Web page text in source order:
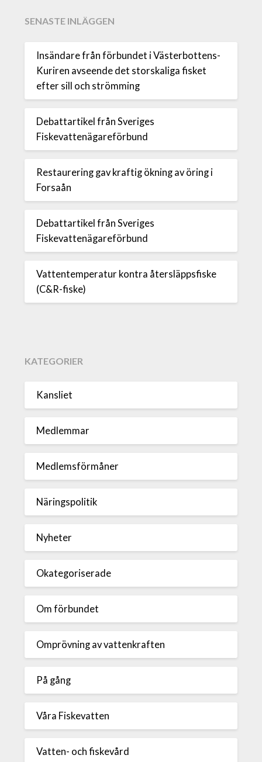
SENASTE INLÄGGEN
Insändare från förbundet i Västerbottens-
Kuriren avseende det storskaliga fisket
efter sill och strömming
Debattartikel från Sveriges
Fiskevattenägareförbund
Restaurering gav kraftig ökning av öring i
Forsaån
Debattartikel från Sveriges
Fiskevattenägareförbund
Vattentemperatur kontra återsläppsfiske
(C&R-fiske)
KATEGORIER
Kansliet
Medlemmar
Medlemsförmåner
Näringspolitik
Nyheter
Okategoriserade
Om förbundet
Omprövning av vattenkraften
På gång
Våra Fiskevatten
Vatten- och fiskevård